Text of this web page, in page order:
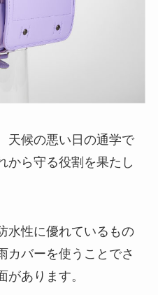
天候の悪い日の通学で
から守る役割を果たし
水性に優れているもの
カバーを使うことでさ
があります。